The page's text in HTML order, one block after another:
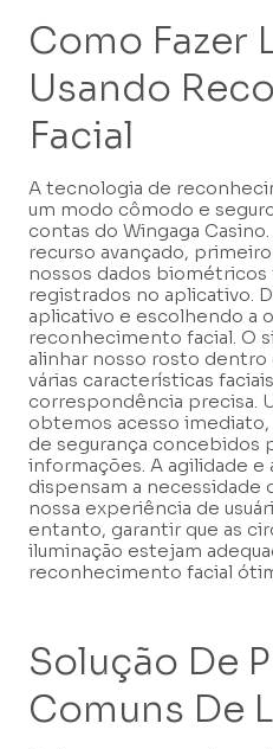
Como Fazer
Usando
Facial
A tecnologia de
um modo cômodo e
contas do Wingaga
recurso avançado,
nossos dados biométricos
registrados no aplicativo.
aplicativo e escolhendo a
reconhecimento facial. O
alinhar nosso rosto dentro
várias características
correspondência precisa.
obtemos acesso
de segurança concebidos
informações. A agilidade
dispensam a necessidade
nossa experiência de
entanto, garantir que as
iluminação estejam
reconhecimento facial
Solução De
Comuns De